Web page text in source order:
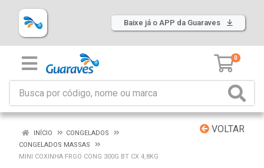
Baixe já o APP da Guaraves
0
VOLTAR
INÍCIO
CONGELADOS
CONGELADOS MASSAS
MINI COXINHA FRGO CONG 300G BT CX 4,8KG